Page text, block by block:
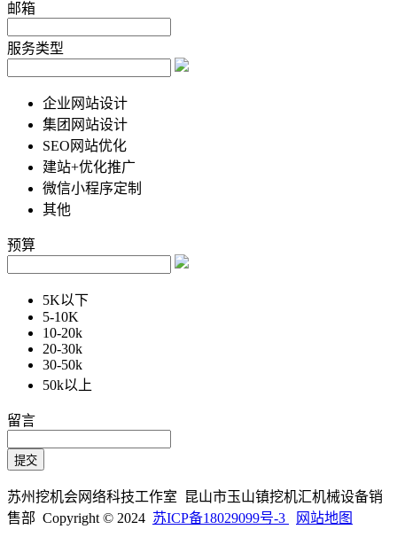
邮箱
服务类型
企业网站设计
集团网站设计
SEO网站优化
建站+优化推广
微信小程序定制
其他
预算
5K以下
5-10K
10-20k
20-30k
30-50k
50k以上
留言
苏州挖机会网络科技工作室 昆山市玉山镇挖机汇机械设备销
售部 Copyright © 2024 苏ICP备18029099号-3 网站地图